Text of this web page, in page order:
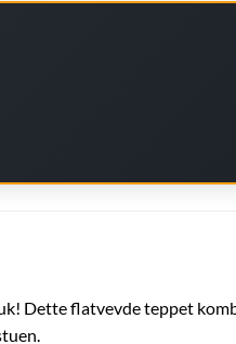
Dette flatvevde teppet